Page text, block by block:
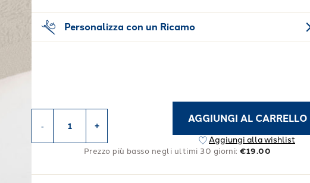
Personalizza con un Ricamo
- +
AGGIUNGI AL CARRELLO
Aggiungi alla wishlist
Prezzo più basso negli ultimi 30 giorni: €19.00